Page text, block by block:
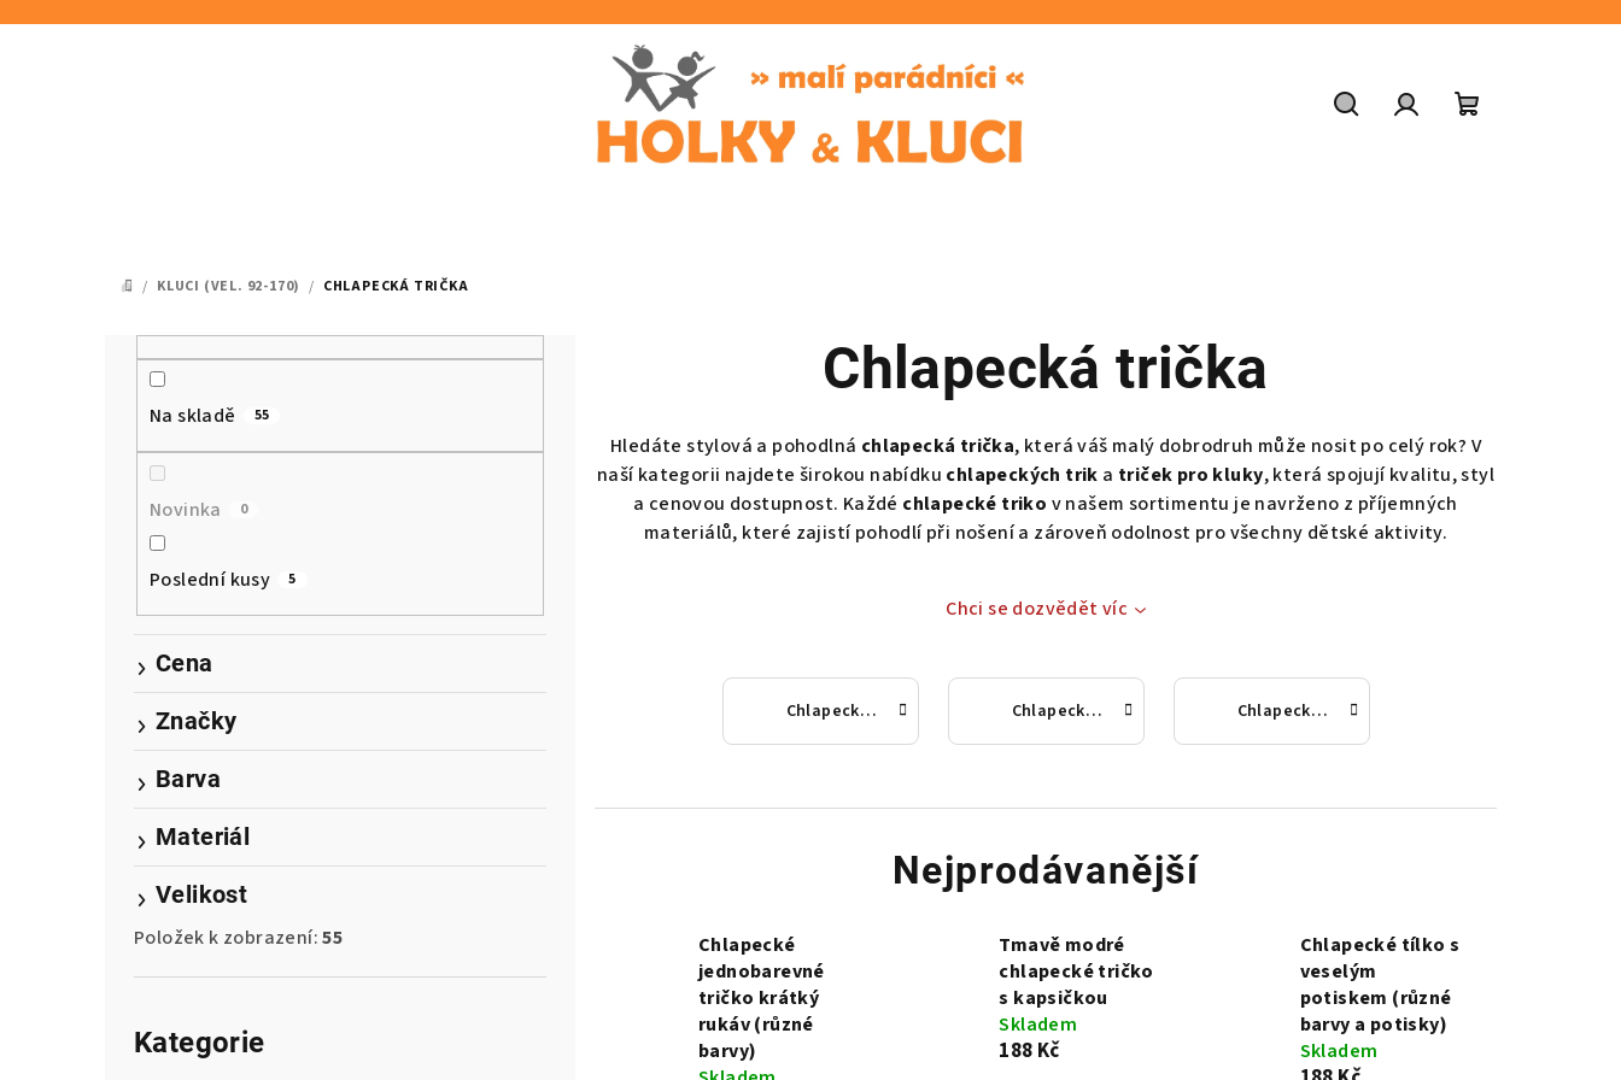
DOMŮ
/ KLUCI (VEL. 92-170) / CHLAPECKÁ TRIČKA
Na skladě 55
Novinka 0
Poslední kusy 5
Cena
Značky
Barva
Materiál
Velikost
Položek k zobrazení:55
Kategorie
Chlapecká trička
Hledáte stylová a pohodlná chlapecká trička, která váš malý dobrodruh může nosit po celý rok? V
naší kategorii najdete širokou nabídku chlapeckých trik a triček pro kluky, která spojují kvalitu, styl
a cenovou dostupnost. Každé chlapecké triko v našem sortimentu je navrženo z příjemných
materiálů, které zajistí pohodlí při nošení a zároveň odolnost pro všechny dětské aktivity.
Chci se dozvědět víc
Chlapecká trička s dlouhým rukávem Chlapecká trička s krátkým rukávem Chlapecká tílka
Nejprodávanější
Chlapecké
jednobarevné
tričko krátký
rukáv (různé
barvy)
Tmavě modré
chlapecké tričko
s kapsičkou
Skladem
188 Kč
Chlapecké tílko s
veselým
potiskem (různé
barvy a potisky)
Skladem